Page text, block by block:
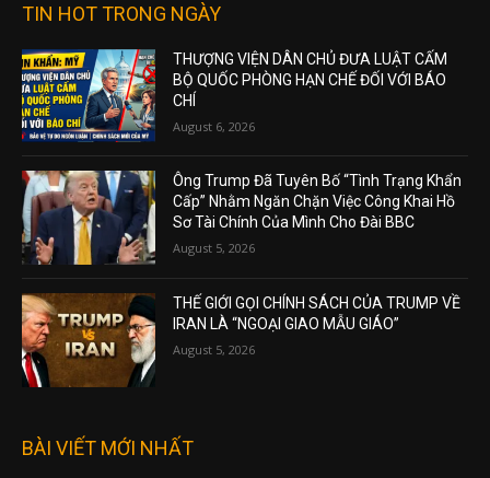
TIN HOT TRONG NGÀY
THƯỢNG VIỆN DÂN CHỦ ĐƯA LUẬT CẤM
BỘ QUỐC PHÒNG HẠN CHẾ ĐỐI VỚI BÁO
CHÍ
August 6, 2026
Ông Trump Đã Tuyên Bố “Tình Trạng Khẩn
Cấp” Nhằm Ngăn Chặn Việc Công Khai Hồ
Sơ Tài Chính Của Mình Cho Đài BBC
August 5, 2026
THẾ GIỚI GỌI CHÍNH SÁCH CỦA TRUMP VỀ
IRAN LÀ “NGOẠI GIAO MẪU GIÁO”
August 5, 2026
BÀI VIẾT MỚI NHẤT